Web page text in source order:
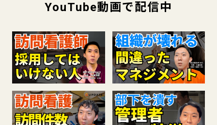
YouTube動画で配信中